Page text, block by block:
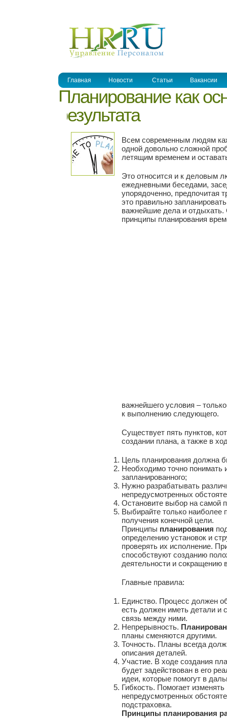
Главная Новости Статьи Вакансии
Планирование как
результата
Всем современным людям
одной довольно сложной
летящим временем и
Это относится и к деловым
ежедневными беседами,
упорядоченно, предпочитая
это правильно
важнейшие дела и отдыхать.
принципы планирования
важнейшего условия –
к выполнению следующего.
Существует пять пунктов,
создании плана, а также в
Цель планирования должна
Необходимо точно понимать
запланированного;
Нужно разрабатывать
непредусмотренных
Остановите выбор на самой
Выбирайте только
получения конечной цели.
Принципы планирования
определению установок и
проверять их исполнение.
способствуют созданию
деятельности и сокращению
Главные правила:
Единство. Процесс должен
есть должен иметь детали и
связь между ними.
Непрерывность.
планы сменяются другими.
Точность. Планы всегда
описания деталей.
Участие. В ходе создания
будет задействован в его
идеи, которые помогут в
Гибкость. Помогает
непредусмотренных
подстраховка.
Принципы планирования